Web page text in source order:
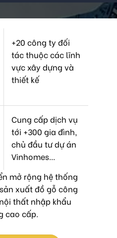
+20 công ty đối
tác thuộc các lĩnh
vực xây dựng và
thiết kế
Cung cấp dịch vụ
tới +300 gia đình,
chủ đầu tư dự án
Vinhomes...
mở rộng hệ thống
xuất đồ gỗ công
thất nhập khẩu
cao cấp.